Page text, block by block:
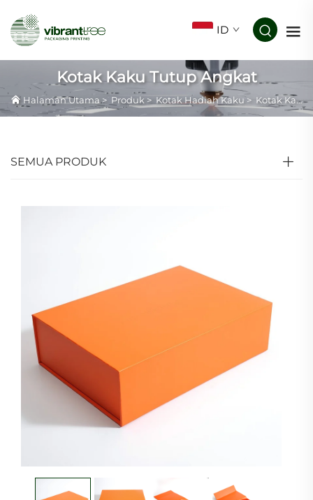
ID
Kotak Kaku Tutup Angkat
Halaman Utama> Produk > Kotak Hadiah Kaku> Kotak Kaku Tutup Angkat
SEMUA PRODUK